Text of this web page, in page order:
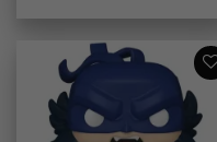
Add to
wishlist